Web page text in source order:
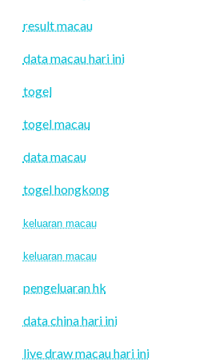
result macau
data macau hari ini
togel
togel macau
data macau
togel hongkong
keluaran macau
keluaran macau
pengeluaran hk
data china hari ini
live draw macau hari ini